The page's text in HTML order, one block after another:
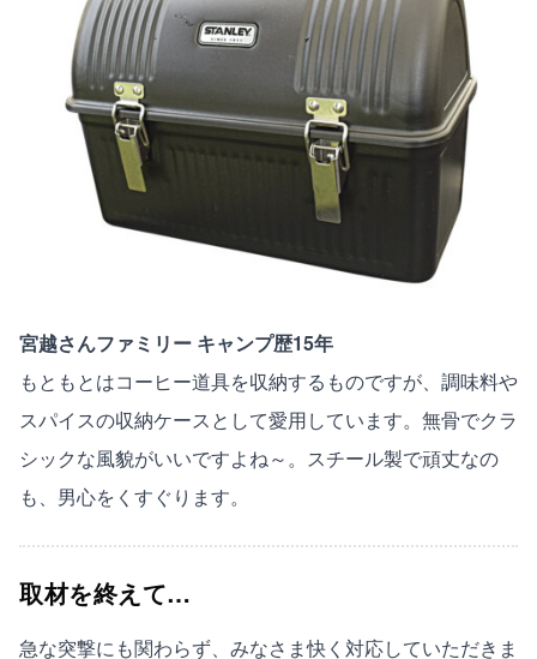
宮越さんファミリー キャンプ歴15年
もともとはコーヒー道具を収納するものですが、調味料や
スパイスの収納ケースとして愛用しています。無骨でクラ
シックな風貌がいいですよね～。スチール製で頑丈なの
も、男心をくすぐります。
取材を終えて…
急な突撃にも関わらず、みなさま快く対応していただきま